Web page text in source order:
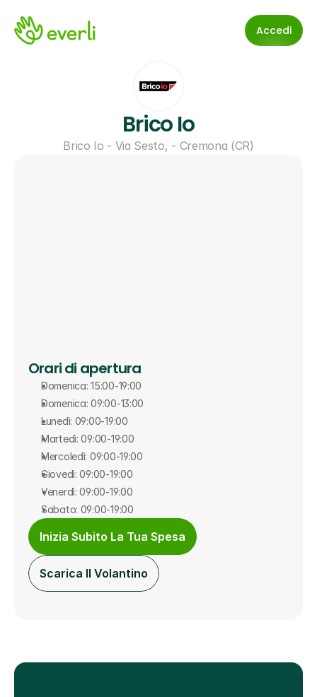
Accedi
Brico Io
Brico Io - Via Sesto, - Cremona (CR)
Orari di apertura
Domenica: 15:00-19:00
Domenica: 09:00-13:00
Lunedì: 09:00-19:00
Martedì: 09:00-19:00
Mercoledì: 09:00-19:00
Giovedì: 09:00-19:00
Venerdì: 09:00-19:00
Sabato: 09:00-19:00
Inizia Subito La Tua Spesa
Scarica Il Volantino